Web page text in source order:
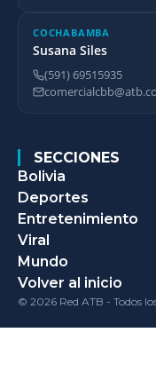
COCHABAMBA
Susana Siles
(591) 69515935
SECCIONES
Bolivia
Deportes
Entretenimiento
Viral
Mundo
Volver al inicio
© 2026 Red ATB - Todos